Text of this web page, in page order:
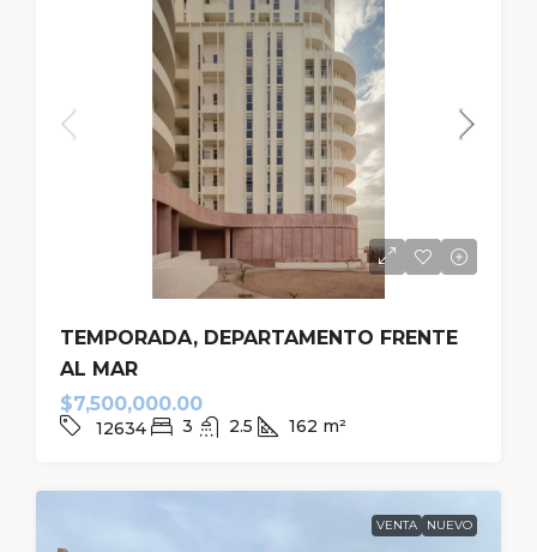
TEMPORADA, DEPARTAMENTO FRENTE
AL MAR
$7,500,000.00
12634 3 2.5 162 m²
VENTA NUEVO